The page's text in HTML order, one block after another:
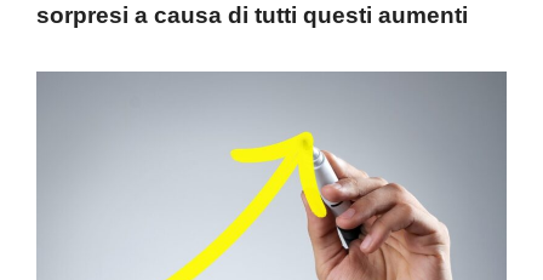
sorpresi a causa di tutti questi aumenti